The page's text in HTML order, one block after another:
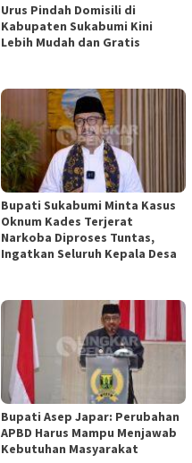
Urus Pindah Domisili di
Kabupaten Sukabumi Kini
Lebih Mudah dan Gratis
Bupati Sukabumi Minta Kasus
Oknum Kades Terjerat
Narkoba Diproses Tuntas,
Ingatkan Seluruh Kepala Desa
Bupati Asep Japar: Perubahan
APBD Harus Mampu Menjawab
Kebutuhan Masyarakat